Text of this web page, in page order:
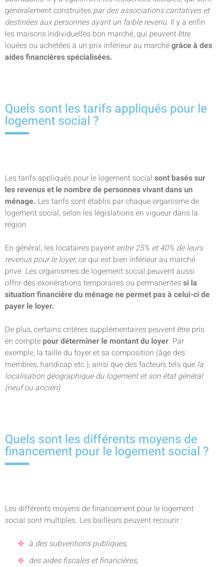
généralement construitespar des associations caritatives et
destinées aux personnes ayant un faible revenu. Il y a enfin
les maisons individuelles bon marché, qui peuvent être
louées ou achetées à un prix inférieur au marchégrâce à des
aides financières spécialisées.
Quels sont les tarifs appliqués pour le
logement social ?
Les tarifs appliqués pour le logement social sont basés sur
les revenus et le nombre de personnes vivant dans un
ménage. Les tarifs sont établis par chaque organisme de
logement social, selon les législations en vigueur dans la
région.
En général, les locataires payent entre 25% et 40% de leurs
revenus pour le loyer, ce qui est bien inférieur au marché
privé. Les organismes de logement social peuvent aussi
offrir des exonérations temporaires ou permanentessi la
situation financière du ménage ne permet pas à celui-ci de
payer le loyer.
De plus, certains critères supplémentaires peuvent être pris
en compte pour déterminer le montant du loyer. Par
exemple, la taille du foyer et sa composition (âge des
membres, handicap etc.), ainsi que des facteurs tels que la
localisation géographique du logement et son état général
(neuf ou ancien).
Quels sont les différents moyens de
financement pour le logement social ?
Les différents moyens de financement pour le logement
social sont multiples. Les bailleurs peuvent recourir :
à des subventions publiques,
des aides fiscales et financières,